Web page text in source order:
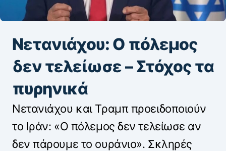
Νετανιάχου: Ο πόλεμος
δεν τελείωσε – Στόχος τα
πυρηνικά
Νετανιάχου και Τραμπ προειδοποιούν
το Ιράν: «Ο πόλεμος δεν τελείωσε αν
δεν πάρουμε το ουράνιο». Σκληρές